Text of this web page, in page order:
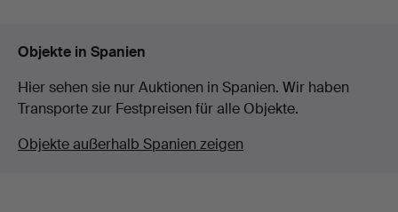
Objekte in Spanien
Hier sehen sie nur Auktionen in Spanien. Wir haben
Transporte zur Festpreisen für alle Objekte.
Objekte außerhalb Spanien zeigen